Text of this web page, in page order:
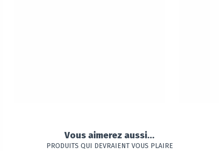
Vous aimerez aussi...
PRODUITS QUI DEVRAIENT VOUS PLAIRE